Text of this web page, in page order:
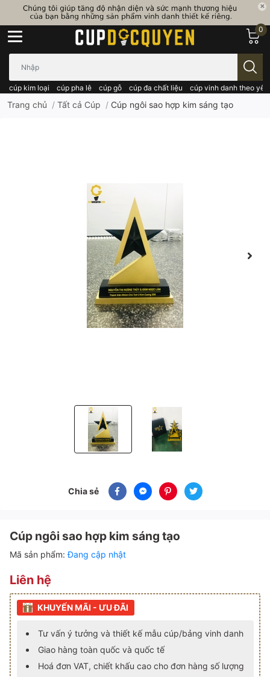
cúp kim loại cúp pha lê cúp gỗ cúp đa chất liệu cúp vinh danh theo
0
Trang chủ / Tất cả Cúp / Cúp ngôi sao hợp kim sáng tạo
Cúp ngôi sao hợp kim sáng tạoCúp ngôi sao hợp kim sáng tạo
Chia sẻ
Cúp ngôi sao hợp kim sáng tạo
Mã sản phẩm:Đang cập nhật
Liên hệ
KHUYẾN MÃI - ƯU ĐÃI
Tư vấn ý tưởng và thiết kế mẫu cúp/bảng vinh danh
Giao hàng toàn quốc và quốc tế
Hoá đơn VAT, chiết khấu cao cho đơn hàng số lượng